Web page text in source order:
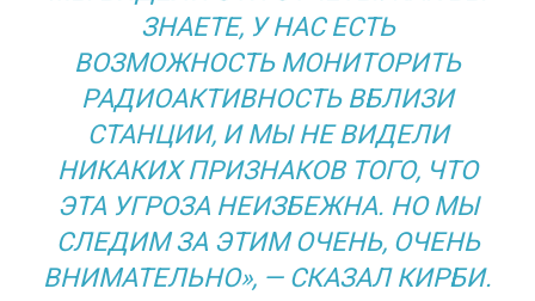
ЗНАЕТЕ, У НАС ЕСТЬ
ВОЗМОЖНОСТЬ МОНИТОРИТЬ
РАДИОАКТИВНОСТЬ ВБЛИЗИ
СТАНЦИИ, И МЫ НЕ ВИДЕЛИ
НИКАКИХ ПРИЗНАКОВ ТОГО, ЧТО
ЭТА УГРОЗА НЕИЗБЕЖНА. НО МЫ
СЛЕДИМ ЗА ЭТИМ ОЧЕНЬ, ОЧЕНЬ
ВНИМАТЕЛЬНО», — СКАЗАЛ КИРБИ.